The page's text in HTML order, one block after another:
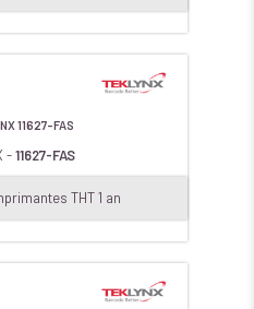
-11627-FAS
THT 1 an